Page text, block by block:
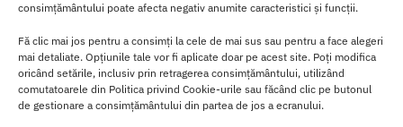
consimțământului poate afecta negativ anumite caracteristici și funcții.
Fă clic mai jos pentru a consimți la cele de mai sus sau pentru a face alegeri
mai detaliate. Opțiunile tale vor fi aplicate doar pe acest site. Poți modifica
oricând setările, inclusiv prin retragerea consimțământului, utilizând
comutatoarele din Politica privind Cookie-urile sau făcând clic pe butonul
de gestionare a consimțământului din partea de jos a ecranului.
apasati pompa si veti simti imediat aspiratia delicioasa, datorita
careiamameloanele vor deveni mai dure si vor capata forme sexy.
Vor fimult mai sensibili la mangaierea, atingerea sau sarutul unei